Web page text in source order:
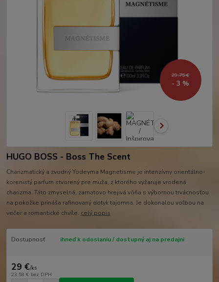
29,75 €
- 3 %
HUGO BOSS - Boss The Scent
Charizmatický a zvodný Yodeyma Magnetisme je intenzívny orientálno-
korenistý parfum stvorený pre muža, z ktorého vyžaruje vrodená
charizma. Táto zmyselná, zamatovo hrejivá vôňa s výbornou trvácnosťou
na pokožke prináša rafinovaný dotyk tajomna. Je dokonalou voľbou na
večer a romantické chvíle. celý popis
Dostupnosť ihneď k odoslaniu / dostupný aj na predajni
29 €/ks
23,58 € bez DPH